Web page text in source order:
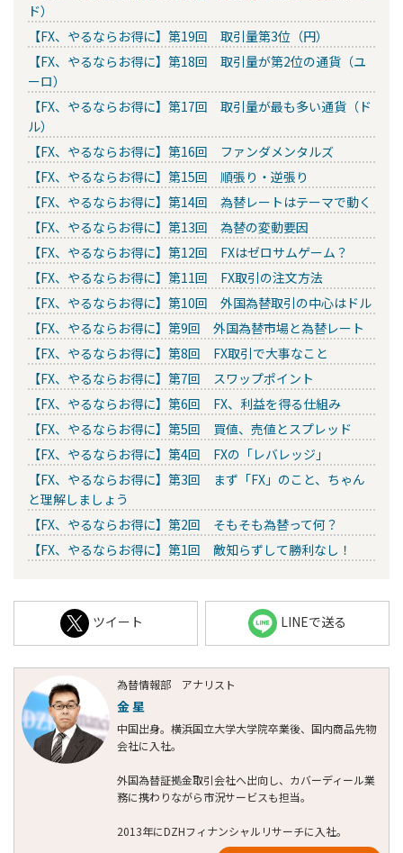
ド）
【FX、やるならお得に】第19回 取引量第3位（円）
【FX、やるならお得に】第18回 取引量が第2位の通貨（ユ
ーロ）
【FX、やるならお得に】第17回 取引量が最も多い通貨（ド
ル）
【FX、やるならお得に】第16回 ファンダメンタルズ
【FX、やるならお得に】第15回 順張り・逆張り
【FX、やるならお得に】第14回 為替レートはテーマで動く
【FX、やるならお得に】第13回 為替の変動要因
【FX、やるならお得に】第12回 FXはゼロサムゲーム？
【FX、やるならお得に】第11回 FX取引の注文方法
【FX、やるならお得に】第10回 外国為替取引の中心はドル
【FX、やるならお得に】第9回 外国為替市場と為替レート
【FX、やるならお得に】第8回 FX取引で大事なこと
【FX、やるならお得に】第7回 スワップポイント
【FX、やるならお得に】第6回 FX、利益を得る仕組み
【FX、やるならお得に】第5回 買値、売値とスプレッド
【FX、やるならお得に】第4回 FXの「レバレッジ」
【FX、やるならお得に】第3回 まず「FX」のこと、ちゃん
と理解しましょう
【FX、やるならお得に】第2回 そもそも為替って何？
【FX、やるならお得に】第1回 敵知らずして勝利なし！
ツイート LINEで送る
為替情報部 アナリスト
金 星
中国出身。横浜国立大学大学院卒業後、国内商品先物
会社に入社。
外国為替証拠金取引会社へ出向し、カバーディール業
務に携わりながら市況サービスも担当。
2013年にDZHフィナンシャルリサーチに入社。